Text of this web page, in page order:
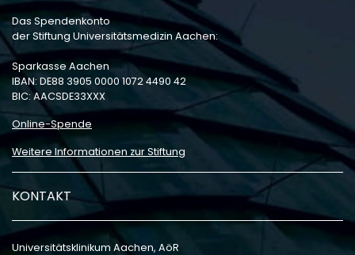
Das Spendenkonto
der Stiftung Universitätsmedizin Aachen:
Sparkasse Aachen
IBAN: DE88 3905 0000 1072 4490 42
BIC: AACSDE33XXX
Online-Spende
Weitere Informationen zur Stiftung
KONTAKT
Universitätsklinikum Aachen, AöR